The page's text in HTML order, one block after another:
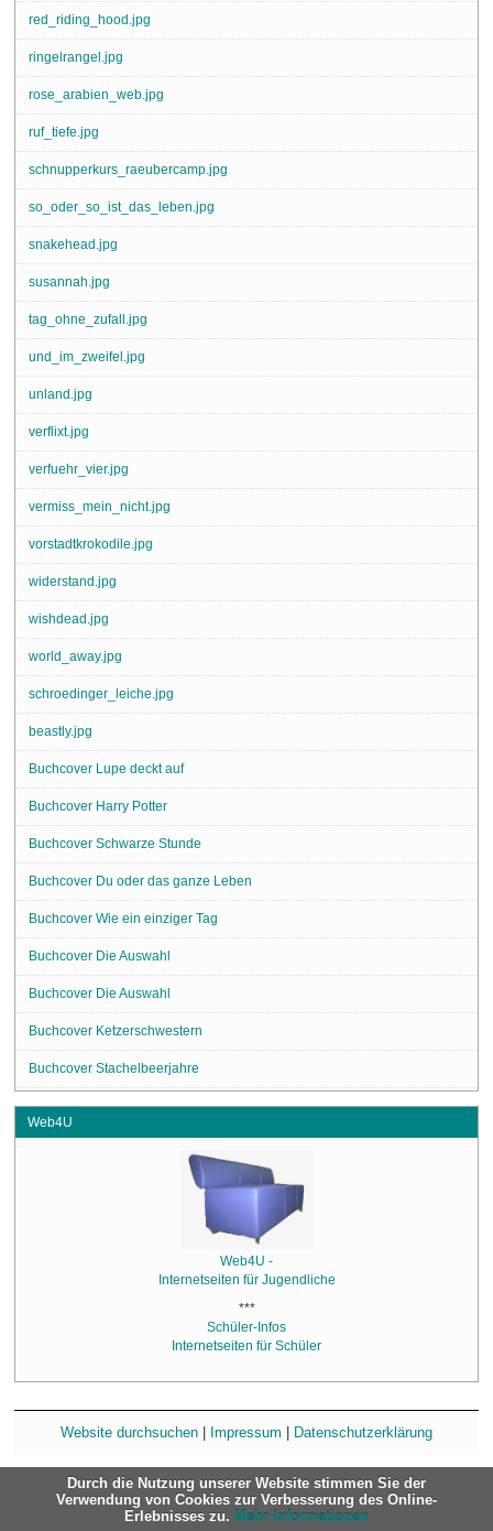
red_riding_hood.jpg
ringelrangel.jpg
rose_arabien_web.jpg
ruf_tiefe.jpg
schnupperkurs_raeubercamp.jpg
so_oder_so_ist_das_leben.jpg
snakehead.jpg
susannah.jpg
tag_ohne_zufall.jpg
und_im_zweifel.jpg
unland.jpg
verflixt.jpg
verfuehr_vier.jpg
vermiss_mein_nicht.jpg
vorstadtkrokodile.jpg
widerstand.jpg
wishdead.jpg
world_away.jpg
schroedinger_leiche.jpg
beastly.jpg
Buchcover Lupe deckt auf
Buchcover Harry Potter
Buchcover Schwarze Stunde
Buchcover Du oder das ganze Leben
Buchcover Wie ein einziger Tag
Buchcover Die Auswahl
Buchcover Die Auswahl
Buchcover Ketzerschwestern
Buchcover Stachelbeerjahre
Web4U
Web4U -
Internetseiten für Jugendliche
***
Schüler-Infos
Internetseiten für Schüler
Website durchsuchen Impressum Datenschutzerklärung
Durch die Nutzung unserer Website stimmen Sie der
Verwendung von Cookies zur Verbesserung des Online-
Erlebnisses zu. Mehr Informationen